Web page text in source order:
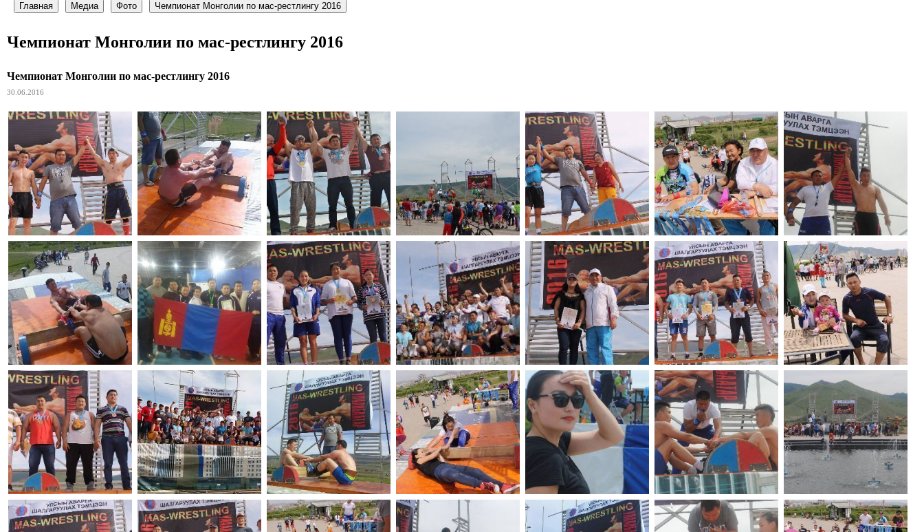
Главная Медиа Фото Чемпионат Монголии по мас-рестлингу 2016
Чемпионат Монголии по мас-рестлингу 2016
Чемпионат Монголии по мас-рестлингу 2016
30.06.2016